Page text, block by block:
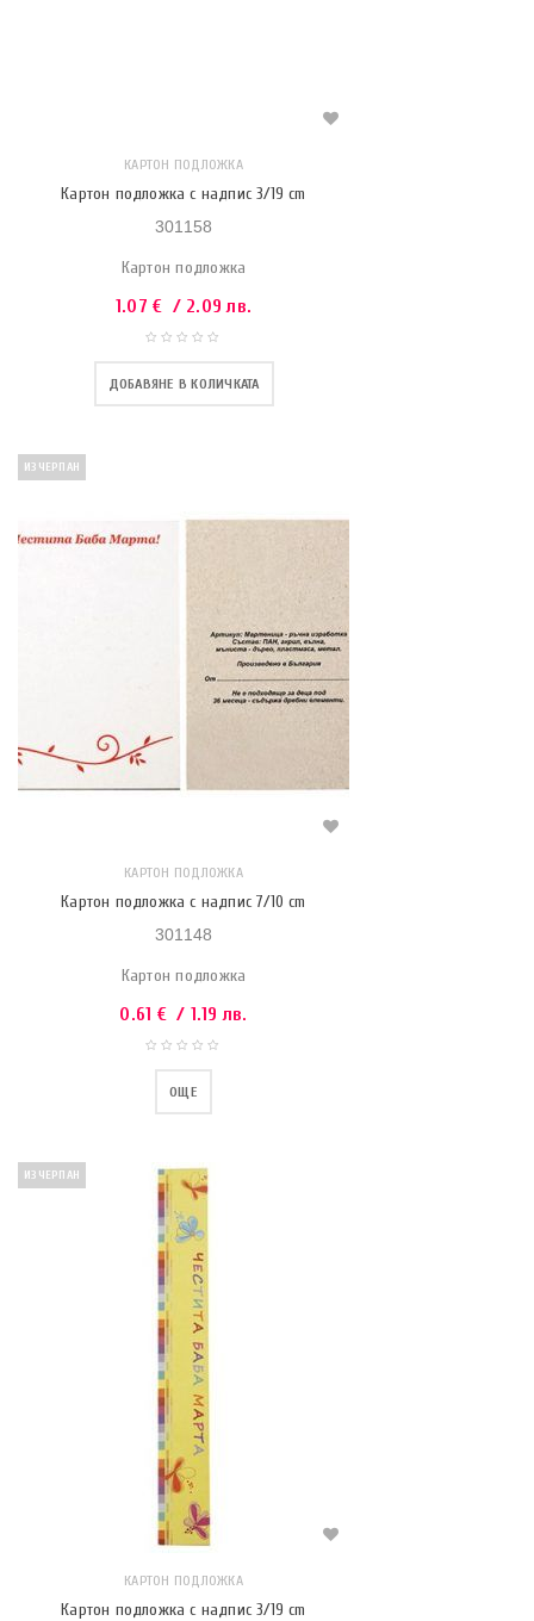
КАРТОН ПОДЛОЖКА
Картон подложка с надпис 3/19 cm
301158
Картон подложка
1.07€ / 2.09 лв.
ДОБАВЯНЕ В КОЛИЧКАТА
ИЗЧЕРПАН
КАРТОН ПОДЛОЖКА
Картон подложка с надпис 7/10 cm
301148
Картон подложка
0.61 € / 1.19 лв.
ОЩЕ
ИЗЧЕРПАН
КАРТОН ПОДЛОЖКА
Картон подложка с надпис 3/19 cm